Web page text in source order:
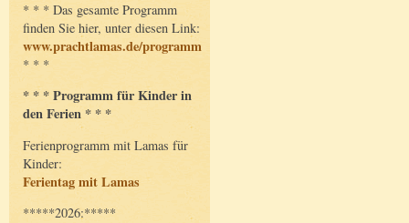
* * * Das gesamte Programm
finden Sie hier, unter diesen Link:
www.prachtlamas.de/programm
* * *
* * * Programm für Kinder in
den Ferien * * *
Ferienprogramm mit Lamas für
Kinder:
Ferientag mit Lamas
*****2026:*****